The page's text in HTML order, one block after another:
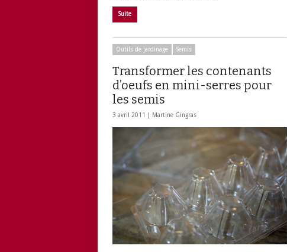
Suite
Outils de jardinage Semis
Transformer les contenants
d’oeufs en mini-serres pour
les semis
3 avril 2011 | Martine Gingras